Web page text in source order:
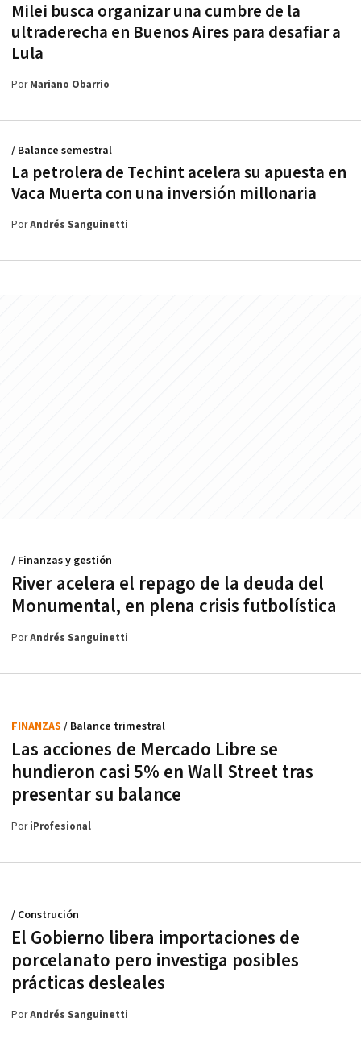
Milei busca organizar una cumbre de la
ultraderecha en Buenos Aires para desafiar a
Lula
PorMariano Obarrio
La petrolera de Techint acelera su apuesta en
Vaca Muerta con una inversión millonaria
/ Balance semestral
PorAndrés Sanguinetti
River acelera el repago de la deuda del
Monumental, en plena crisis futbolística
/ Finanzas y gestión
PorAndrés Sanguinetti
Las acciones de Mercado Libre se
hundieron casi 5% en Wall Street tras
presentar su balance
FINANZAS / Balance trimestral
PoriProfesional
El Gobierno libera importaciones de
porcelanato pero investiga posibles
prácticas desleales
/ Construción
PorAndrés Sanguinetti